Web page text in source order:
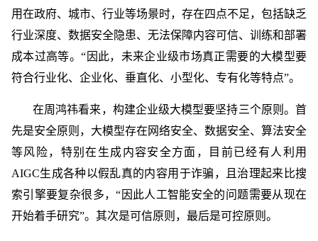
用在政府、城市、行业等场景时，存在四点不足，包括缺乏
行业深度、数据安全隐患、无法保障内容可信、训练和部署
成本过高等。“因此，未来企业级市场真正需要的大模型要
符合行业化、企业化、垂直化、小型化、专有化等特点”。
在周鸿祎看来，构建企业级大模型要坚持三个原则。首
先是安全原则，大模型存在网络安全、数据安全、算法安全
等风险，特别在生成内容安全方面，目前已经有人利用
AIGC生成各种以假乱真的内容用于诈骗，且治理起来比搜
索引擎要复杂很多，“因此人工智能安全的问题需要从现在
开始着手研究”。其次是可信原则，最后是可控原则。